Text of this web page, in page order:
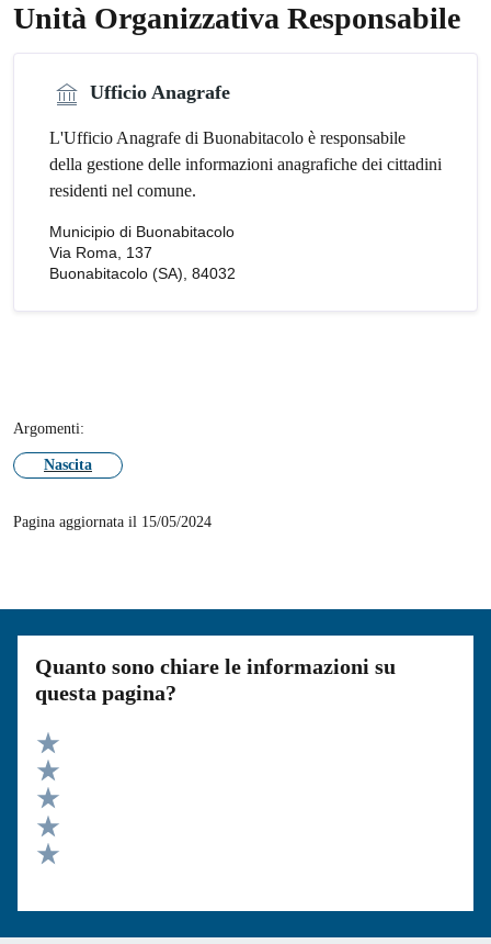
Unità Organizzativa Responsabile
Ufficio Anagrafe
L'Ufficio Anagrafe di Buonabitacolo è responsabile
della gestione delle informazioni anagrafiche dei cittadini
residenti nel comune.
Municipio di Buonabitacolo
Via Roma, 137
Buonabitacolo (SA), 84032
Argomenti:
Nascita
Pagina aggiornata il 15/05/2024
Quanto sono chiare le informazioni su
questa pagina?
Valuta 5 stelle su 5
Valuta 4 stelle su 5
Valuta 3 stelle su 5
Valuta 2 stelle su 5